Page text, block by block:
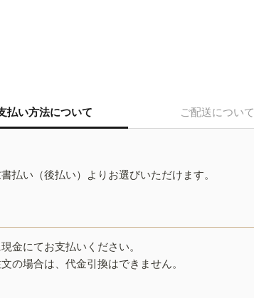
払い方法について ご配送について
払い（後払い）よりお選びいただけます。
金にてお支払いください。
の場合は、代金引換はできません。